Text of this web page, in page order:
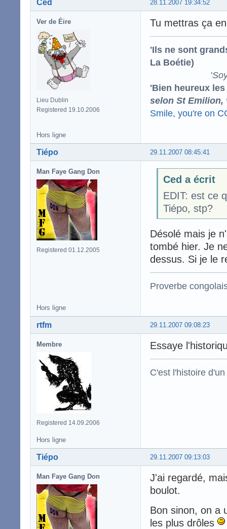
28.11.2007 19:34:52
Ced
Ver de Éire
Lieu Dublin
Registered 19.10.2006
Tu mettras ça
'Ils ne sont
La Boétie)
'
'Bien heureux
selon St Emilion,
Smile, you're on
Hors ligne
29.11.2007 08:45:41
Tiépo
Man Faye Gang Don
Registered 01.12.2005
Ced a écrit
EDIT: est ce
Tiépo, stp?
Désolé mais je
tombé hier. Je
dessus. Si je le
Proverbe
Hors ligne
29.11.2007 09:08:23
rtfm
Membre
Registered 14.09.2006
Essaye
C'est l'histoire
Hors ligne
29.11.2007 09:13:03
Tiépo
Man Faye Gang Don
J'ai regardé,
boulot.
Bon sinon, on a
les plus drôles